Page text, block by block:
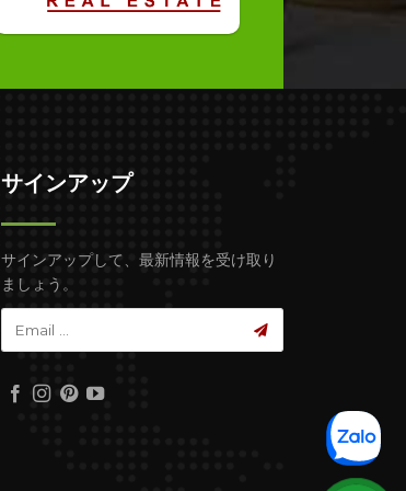
サインアップ
サインアップして、最新情報を受け取り
ましょう。